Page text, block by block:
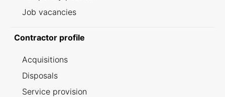
Job vacancies
Contractor profile
Acquisitions
Disposals
Service provision